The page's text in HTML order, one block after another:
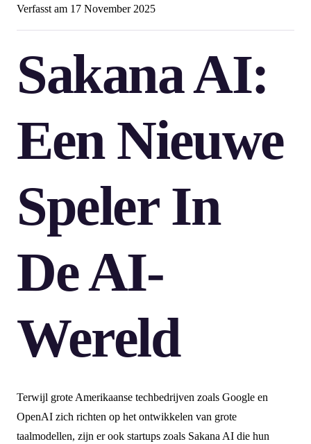
Verfasst am 17 November 2025
Sakana AI:
Een Nieuwe
Speler In
De AI-
Wereld
Terwijl grote Amerikaanse techbedrijven zoals Google en
OpenAI zich richten op het ontwikkelen van grote
taalmodellen, zijn er ook startups zoals Sakana AI die hun